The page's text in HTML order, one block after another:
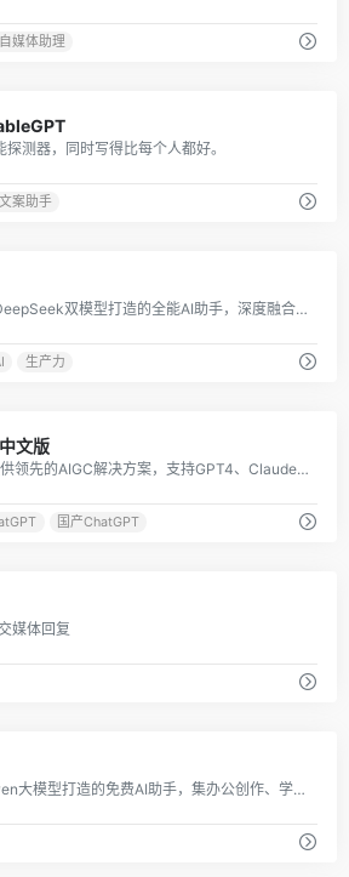
自媒体助理
探测器，同时写得比每个人都好。
文案助手
基于混元与DeepSeek双模型打造的全能AI助手，深度融合微信生态，提供搜索、文档解析、创作等多模态服务，覆盖工作学习生活全场景。
生产力
文版
AIBox365提供领先的AIGC解决方案，支持GPT4、Claude3、Gemini1.5、Midjourney等国内外大模型。
国产ChatGPT
媒体回复
阿里基于Qwen大模型打造的免费AI助手，集办公创作、学习辅导、生活服务于一体，会聊天更能办事，是覆盖全场景的智能生产力工具